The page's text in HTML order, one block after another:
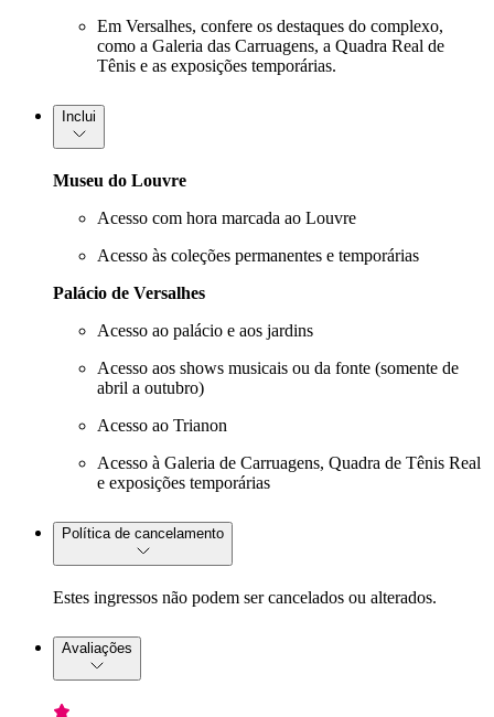
Em Versalhes, confere os destaques do complexo,
como a Galeria das Carruagens, a Quadra Real de
Tênis e as exposições temporárias.
Inclui
Museu do Louvre
Acesso com hora marcada ao Louvre
Acesso às coleções permanentes e temporárias
Palácio de Versalhes
Acesso ao palácio e aos jardins
Acesso aos shows musicais ou da fonte (somente de
abril a outubro)
Acesso ao Trianon
Acesso à Galeria de Carruagens, Quadra de Tênis Real
e exposições temporárias
Política de cancelamento
Estes ingressos não podem ser cancelados ou alterados.
Avaliações